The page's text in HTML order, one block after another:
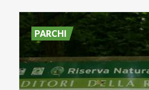
PARCHI